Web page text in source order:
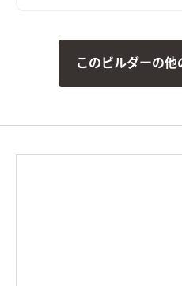
このビルダーの他